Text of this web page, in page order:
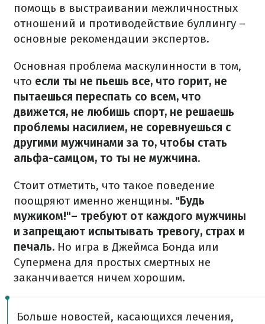
помощь в выстраивании межличностных
отношений и противодействие буллингу –
основные рекомендации экспертов.
Основная проблема маскулинности в том,
что если ты не пьешь все, что горит, не
пытаешься переспать со всем, что
движется, не любишь спорт, не решаешь
проблемы насилием, не соревнуешься с
другими мужчинами за то, чтобы стать
альфа-самцом, то ты не мужчина.
Стоит отметить, что такое поведение
поощряют именно женщины. "Будь
мужиком!"– требуют от каждого мужчины
и запрещают испытывать тревогу, страх и
печаль. Но игра в Джеймса Бонда или
Супермена для простых смертных не
заканчивается ничем хорошим.
Больше новостей, касающихся лечения,